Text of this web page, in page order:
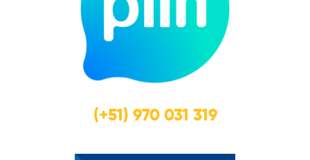
(+51) 970 031 319